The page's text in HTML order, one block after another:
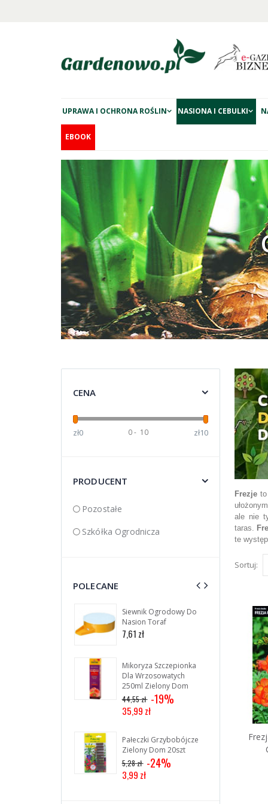
UPRAWA I OCHRONA ROŚLIN NASIONA I CEBULKI
EBOOK
CENA
zł0 zł10
0- 10
PRODUCENT
Pozostałe
Szkółka Ogrodnicza
POLECANE
Siewnik Ogrodowy Do
Nasion Toraf
7,61 zł
Mikoryza Szczepionka
Dla Wrzosowatych
250ml Zielony Dom
44,55 zł -19%
35,99 zł
Pałeczki Grzybobójcze
Zielony Dom 20szt
5,28 zł -24%
3,99 zł
Frezjeto
ale nie
taras.
te
Sortuj: